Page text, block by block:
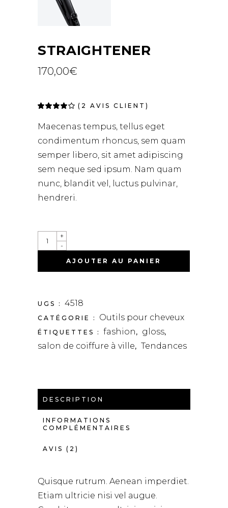
STRAIGHTENER
170,00€
Noté
basé
2
notations
( 2 AVIS CLIENT)
Maecenas tempus, tellus eget
condimentum rhoncus, sem quam
semper libero, sit amet adipiscing
sem neque sed ipsum. Nam quam
nunc, blandit vel, luctus pulvinar,
hendreri.
STRAIGHTENER
QUANTITÉ
-
+
AJOUTER AU PANIER
UGS : 4518
CATÉGORIE : Outils pour cheveux
ÉTIQUETTES : fashion , gloss,
salon de coiffure à ville, Tendances
DESCRIPTION
INFORMATIONS
COMPLÉMENTAIRES
AVIS (2)
Quisque rutrum. Aenean imperdiet.
Etiam ultricie nisi vel augue.